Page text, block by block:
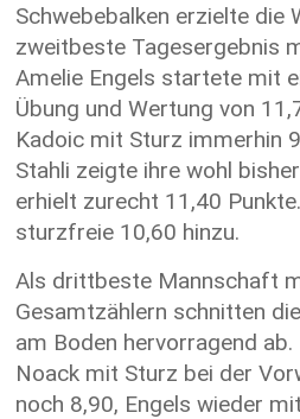
Schwebebalken erzielte die
zweitbeste Tagesergebnis
Amelie Engels startete mit
Übung und Wertung von
Kadoic mit Sturz immerhin
Stahli zeigte ihre wohl
erhielt zurecht 11,40
sturzfreie 10,60 hinzu.
Als drittbeste Mannschaft
Gesamtzählern schnitten
am Boden hervorragend
Noack mit Sturz bei der
noch 8,90, Engels wieder